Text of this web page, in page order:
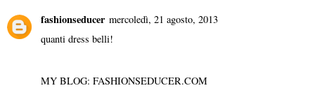
fashionseducer mercoledì, 21 agosto, 2013
quanti dress belli!
MY BLOG: FASHIONSEDUCER.COM